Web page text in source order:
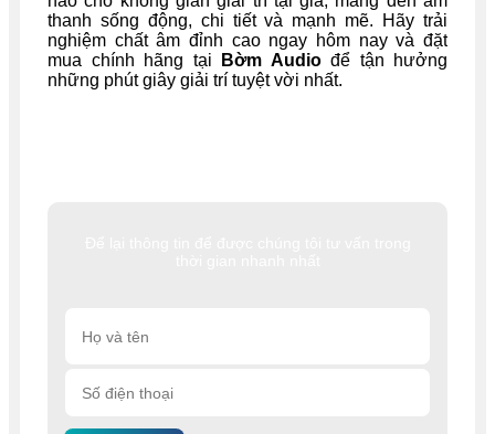
thanh sống động, chi tiết và mạnh mẽ. Hãy trải
nghiệm chất âm đỉnh cao ngay hôm nay và đặt
mua chính hãng tại
Bờm Audiođể tận hưởng
những phút giây giải trí tuyệt vời nhất.